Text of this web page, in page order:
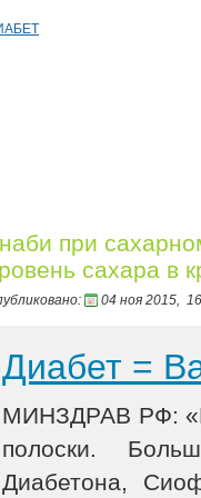
при
сахара в
04 ноя 2015,
Диабет =
МИНЗДРАВ РФ:
полоски.
Диабетона,